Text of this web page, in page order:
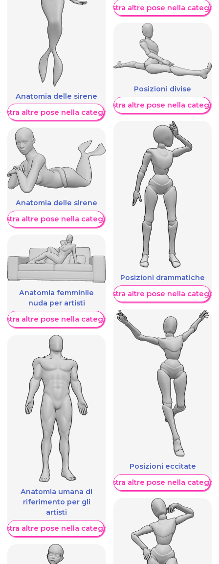
Anatomia delle sirene
altre pose nella categoria
Anatomia delle sirene
altre pose nella categoria
Anatomia femminile
nuda per artisti
altre pose nella categoria
Anatomia umana di
riferimento per gli
artisti
altre pose nella categoria
Mostra altre pose nella
Posizioni divise
Mostra altre pose nella
Posizioni drammatiche
Mostra altre pose nella
Posizioni eccitate
Mostra altre pose nella